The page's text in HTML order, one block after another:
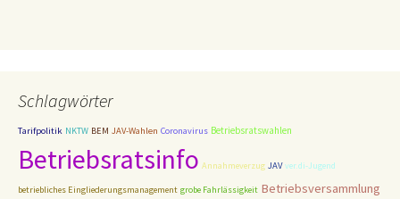
Schlagwörter
Tarifpolitik NKTW BEM JAV-Wahlen Coronavirus Betriebsratswahlen
Betriebsratsinfo Annahmeverzug JAV ver.di-Jugend
betriebliches Eingliederungsmanagement grobe Fahrlässigkeit Betriebsversammlung